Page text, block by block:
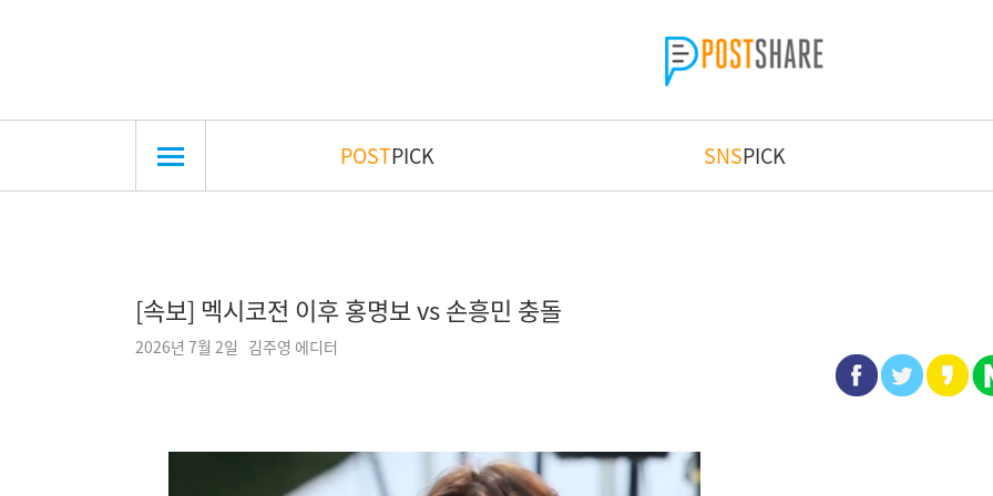
POSTPICK SNSPICK
[속보] 멕시코전 이후 홍명보 vs 손흥민 충돌
2026년 7월 2일 김주영 에디터